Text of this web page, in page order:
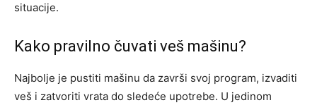
situacije.
Kako pravilno čuvati veš mašinu?
Najbolje je pustiti mašinu da završi svoj program, izvaditi
veš i zatvoriti vrata do sledeće upotrebe. U jedinom